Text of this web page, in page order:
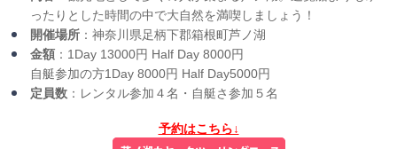
ったりとした時間の中で大自然を満喫しましょう！
開催場所 ：神奈川県足柄下郡箱根町芦ノ湖
金額 ：1Day 13000円 Half Day 8000円
自艇参加の方1Day 8000円 Half Day5000円
定員数 ：レンタル参加４名・自艇さ参加５名
予約はこちら↓